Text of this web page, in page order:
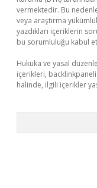
vermektedir. Bu
veya araştırma
yazdıkları içeriklerin
bu sorumluluğu kabul
Hukuka ve yasal
içerikleri,
halinde, ilgili içerikler